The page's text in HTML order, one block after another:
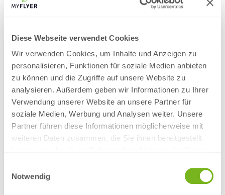
Diese Webseite verwendet Cookies
Wir verwenden Cookies, um Inhalte und Anzeigen zu
personalisieren, Funktionen für soziale Medien anbieten
zu können und die Zugriffe auf unsere Website zu
analysieren. Außerdem geben wir Informationen zu Ihrer
Verwendung unserer Website an unsere Partner für
soziale Medien, Werbung und Analysen weiter. Unsere
Partner führen diese Informationen möglicherweise mit
weiteren Daten zusammen, die Sie ihnen bereitgestellt
Notwendig
Ihr habt eine besondere Idee oder ein außergewöhnliches
Drucklösungen – technisch präzise und mit Liebe zum Detail.
Kontaktiert uns – wir beraten euch persönlich und finden die
beste Lösung für eure Projekte.